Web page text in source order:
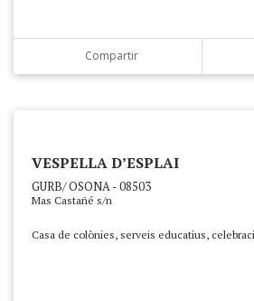
Compartir
VESPELLA D’ESPLAI
GURB/ OSONA - 08503
Mas Castañé s/n
Casa de colònies, serveis educatius,